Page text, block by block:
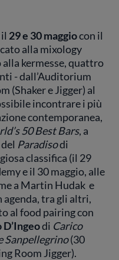
29 e 30 maggiocon il
alla mixology
alla kermesse, quattro
- dall’Auditorium
(Shaker e Jigger) al
incontrare i più
contemporanea,
50 Best Bars, a
del Paradisodi
classifica (il 29
e il 30 maggio, alle
a Martin Hudak e
agenda, tra gli altri,
al food pairing con
di Carico
Sanpellegrino(30
Room Jigger).